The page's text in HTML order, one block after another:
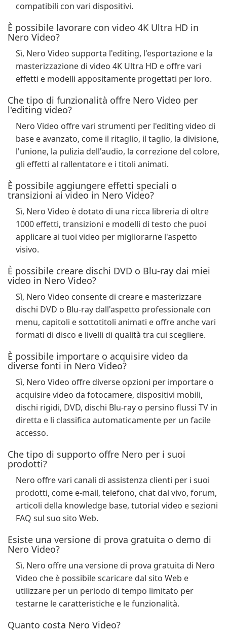
compatibili con vari dispositivi.
È possibile lavorare con video 4K Ultra HD in
Nero Video?
Sì, Nero Video supporta l'editing, l'esportazione e la
masterizzazione di video 4K Ultra HD e offre vari
effetti e modelli appositamente progettati per loro.
Che tipo di funzionalità offre Nero Video per
l'editing video?
Nero Video offre vari strumenti per l'editing video di
base e avanzato, come il ritaglio, il taglio, la divisione,
l'unione, la pulizia dell'audio, la correzione del colore,
gli effetti al rallentatore e i titoli animati.
È possibile aggiungere effetti speciali o
transizioni ai video in Nero Video?
Sì, Nero Video è dotato di una ricca libreria di oltre
1000 effetti, transizioni e modelli di testo che puoi
applicare ai tuoi video per migliorarne l'aspetto
visivo.
È possibile creare dischi DVD o Blu-ray dai miei
video in Nero Video?
Sì, Nero Video consente di creare e masterizzare
dischi DVD o Blu-ray dall'aspetto professionale con
menu, capitoli e sottotitoli animati e offre anche vari
formati di disco e livelli di qualità tra cui scegliere.
È possibile importare o acquisire video da
diverse fonti in Nero Video?
Sì, Nero Video offre diverse opzioni per importare o
acquisire video da fotocamere, dispositivi mobili,
dischi rigidi, DVD, dischi Blu-ray o persino flussi TV in
diretta e li classifica automaticamente per un facile
accesso.
Che tipo di supporto offre Nero per i suoi
prodotti?
Nero offre vari canali di assistenza clienti per i suoi
prodotti, come e-mail, telefono, chat dal vivo, forum,
articoli della knowledge base, tutorial video e sezioni
FAQ sul suo sito Web.
Esiste una versione di prova gratuita o demo di
Nero Video?
Sì, Nero offre una versione di prova gratuita di Nero
Video che è possibile scaricare dal sito Web e
utilizzare per un periodo di tempo limitato per
testarne le caratteristiche e le funzionalità.
Quanto costa Nero Video?